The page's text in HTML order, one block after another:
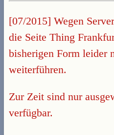
[07/2015] Wegen
die Seite Thing
bisherigen Form leider
weiterführen.
Zur Zeit sind nur
verfügbar.